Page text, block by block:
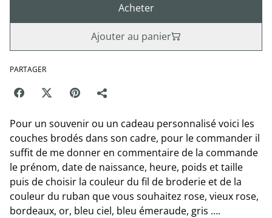
Acheter
Ajouter au panier
PARTAGER
Pour un souvenir ou un cadeau personnalisé voici les
couches brodés dans son cadre, pour le commander il
suffit de me donner en commentaire de la commande
le prénom, date de naissance, heure, poids et taille
puis de choisir la couleur du fil de broderie et de la
couleur du ruban que vous souhaitez rose, vieux rose,
bordeaux, or, bleu ciel, bleu émeraude, gris ….